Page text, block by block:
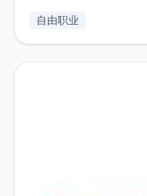
收入下降20%，但
自由职业